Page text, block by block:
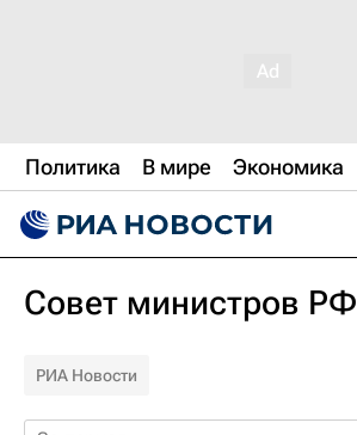
Политика В мире Экономика
Совет министров РФ
РИА Новости